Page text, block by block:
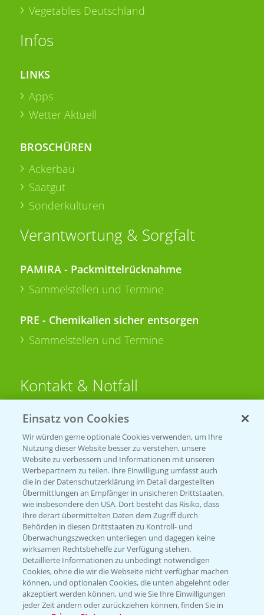
Vegetables Deutschland
Infos
LINKS
Apps
Wetter Aktuell
BROSCHÜREN
Ackerbau
Saatgut
Sonderkulturen
Verantwortung & Sorgfalt
PAMIRA - Packmittelrücknahme
Sammelstellen und Termine
PRE - Chemikalien sicher entsorgen
Sammelstellen und Termine
Kontakt & Notfall
Beratung auf WhatsApp
T.+49 (0)174 346 564 1
KONTAKT
Hilfe in Notfällen
T.+49 (0)214/30-20220
Einsatz von Cookies
Wir würden gerne optionale Cookies verwenden, um Ihre
Nutzung dieser Website besser zu verstehen, unsere
Website zu verbessern und Informationen mit unseren
Werbepartnern zu teilen. Ihre Einwilligung umfasst auch
die in der Datenschutzerklärung im Detail dargestellten
Übermittlungen an Empfänger in unsicheren Drittstaaten,
wie insbesondere den USA. Dort besteht das Risiko, dass
Ihre derart übermittelten Daten dem Zugriff durch
Behörden in diesen Drittstaaten zu Kontroll- und
Überwachungszwecken unterliegen und dagegen keine
wirksamen Rechtsbehelfe zur Verfügung stehen.
Detaillierte Informationen zu unbedingt notwendigen
Cookies, ohne die wir die Webseite nicht verfügbar machen
können, und optionalen Cookies, die unten abgelehnt oder
akzeptiert werden können, und wie Sie Ihre Einwilligungen
jeder Zeit ändern oder zurückziehen können, finden Sie in